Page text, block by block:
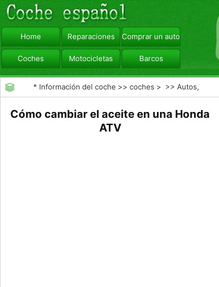
Home Reparaciones Comprar un automóvil
Coches Motocicletas Barcos
viajar Camiones
* Información del coche >>coches > >>Autos,
Cómo cambiar el aceite en una Honda
ATV